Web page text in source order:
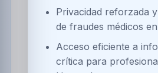
Paralepa
Portafolio integral con
para desplegar soluciones
artificial y economía